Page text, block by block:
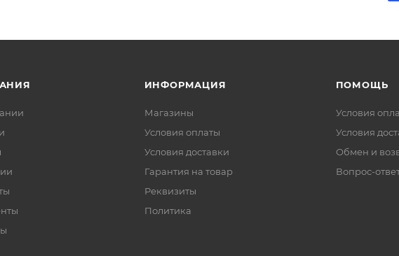
ИНФОРМАЦИЯ
Магазины
Условия оплаты
Условия доставки
Гарантия на товар
Реквизиты
Политика
ПОМОЩЬ
Условия
Условия
Обмен и
Вопрос-